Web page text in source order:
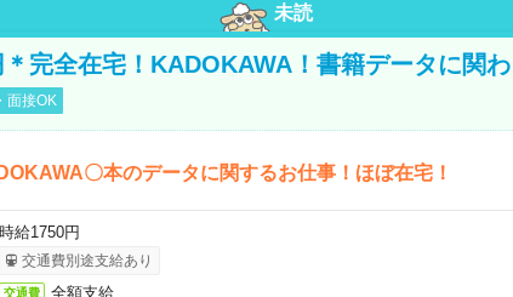
未読
完全在宅！KADOKAWA！書籍データに関
面接OK
〇本のデータに関するお仕事！ほぼ在宅！
時給1750円
交通費別途支給あり
交通費 全額支給